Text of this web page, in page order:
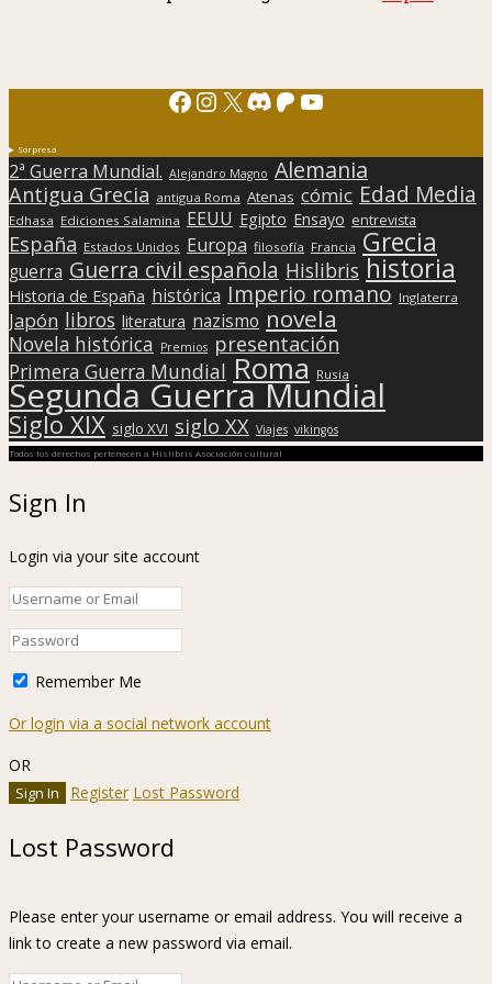
Facebook
Instagram
X Discord
Patreon
YouTube
Sorpresa
2ª Guerra Mundial. Alejandro Magno Alemania
Antigua Grecia antigua Roma Atenas cómic Edad Media
Edhasa Ediciones Salamina EEUU Egipto Ensayo entrevista
España Estados Unidos Europa filosofía Francia Grecia
guerra Guerra civil española Hislibris historia
Historia de España histórica Imperio romano Inglaterra
Japón libros literatura nazismo novela
Novela histórica Premios presentación
Primera Guerra Mundial Roma Rusia
Segunda Guerra Mundial
Siglo XIX siglo XVI siglo XX Viajes vikingos
Todos los derechos pertenecen a Hislibris Asociación cultural
Sign In
Login via your site account
Remember Me
Or login via a social network account
OR
Register Lost Password
Lost Password
Please enter your username or email address. You will receive a
link to create a new password via email.